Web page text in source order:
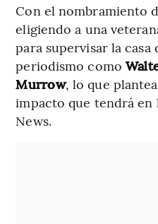
Con el nombramiento
eligiendo a una
para supervisar la casa
periodismo como
Murrow, lo que
impacto que tendrá en
News.